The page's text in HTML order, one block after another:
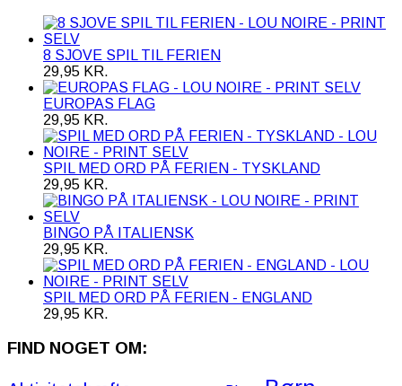
8 SJOVE SPIL TIL FERIEN
29,95 KR.
EUROPAS FLAG
29,95 KR.
SPIL MED ORD PÅ FERIEN - TYSKLAND
29,95 KR.
BINGO PÅ ITALIENSK
29,95 KR.
SPIL MED ORD PÅ FERIEN - ENGLAND
29,95 KR.
FIND NOGET OM: